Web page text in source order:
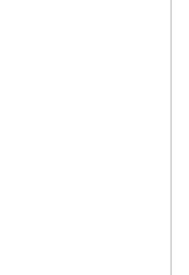
40 Country
do 2-3 dnů